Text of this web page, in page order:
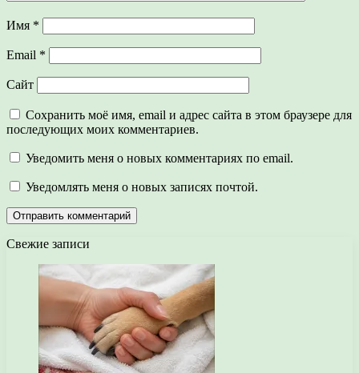
Имя *
Email *
Сайт
Сохранить моё имя, email и адрес сайта в этом браузере для
последующих моих комментариев.
Уведомить меня о новых комментариях по email.
Уведомлять меня о новых записях почтой.
Свежие записи